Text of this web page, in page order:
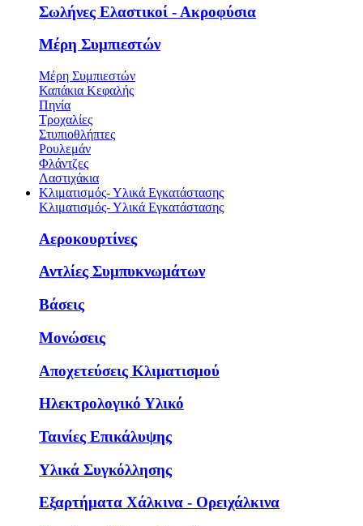
Σωλήνες Ελαστικοί - Ακροφύσια
Μέρη Συμπιεστών
Μέρη Συμπιεστών
Καπάκια Κεφαλής
Πηνία
Τροχαλίες
Στυπιοθλήπτες
Ρουλεμάν
Φλάντζες
Λαστιχάκια
Κλιματισμός- Υλικά Εγκατάστασης
Κλιματισμός- Υλικά Εγκατάστασης
Αεροκουρτίνες
Αντλίες Συμπυκνωμάτων
Βάσεις
Μονώσεις
Αποχετεύσεις Κλιματισμού
Ηλεκτρολογικό Υλικό
Ταινίες Επικάλυψης
Υλικά Συγκόλλησης
Εξαρτήματα Χάλκινα - Ορειχάλκινα